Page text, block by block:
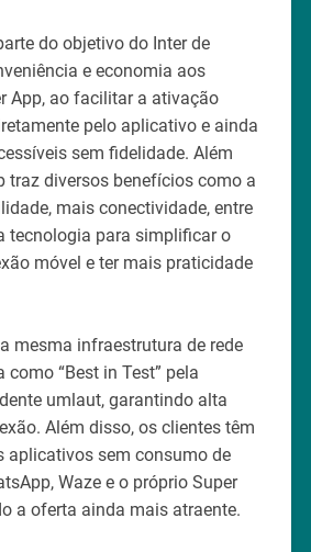
do objetivo do Inter de
e economia aos
App, ao facilitar a ativação
pelo aplicativo e ainda
sem fidelidade. Além
traz diversos benefícios como a
mais conectividade, entre
tecnologia para simplificar o
móvel e ter mais praticidade
mesma infraestrutura de rede
como “Best in Test” pela
umlaut, garantindo alta
Além disso, os clientes têm
aplicativos sem consumo de
Waze e o próprio Super
a oferta ainda mais atraente.